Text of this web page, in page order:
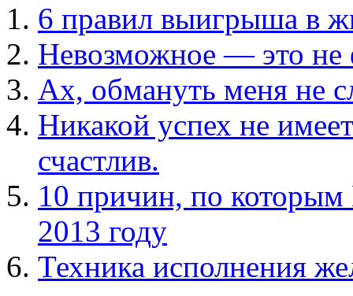
6 правил выигрыша в
Невозможное — это не
Ах, обмануть меня не
Никакой успех не
счастлив.
10 причин, по
2013 году
Техника исполнения